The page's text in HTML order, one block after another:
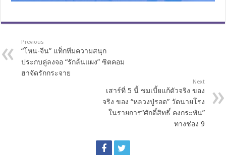
Previous
“โหน-จีน” แท็กทีมความสนุก
ประกบคู่ลงจอ “รักล้นแผง” ซิตคอม
ฮาจัดรักกระจาย
Next
เสาร์ที่ 5 นี้ ชมเบี้ยแก้ตัวจริง ของ
จริง ของ “หลวงปู่รอด” วัดนายโรง
ในรายการ“ศักดิ์สิทธิ์ คงกระพัน”
ทางช่อง 9